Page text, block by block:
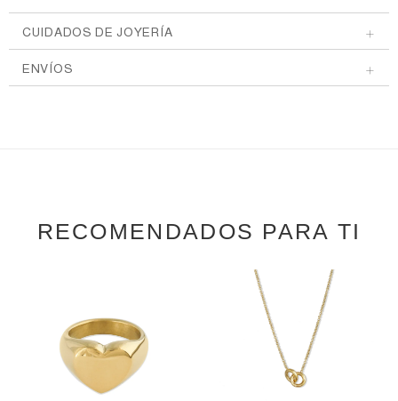
CUIDADOS DE JOYERÍA
ENVÍOS
RECOMENDADOS PARA TI